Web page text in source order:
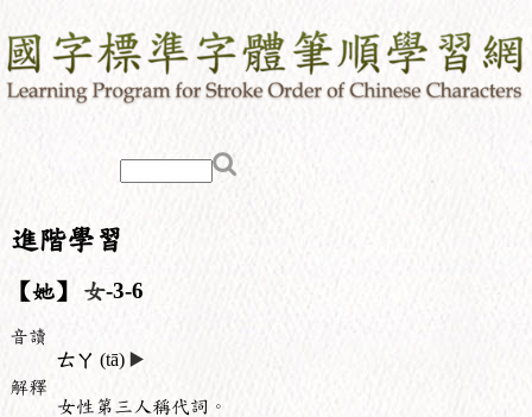
進階學習
【她】 女-3-6
音讀
ㄊㄚ (tā) ▶️
解釋
女性第三人稱代詞。